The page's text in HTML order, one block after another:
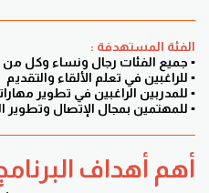
الفئة المستهدفة :
▪ جميع الفئات رجال ونساء وكل من
▪ للراغبين في تعلم الألقاء والتقديم
▪ للمدربين الراغبين في تطوير
▪ للمهتمين بمجال الإتصال وتطوير
أهم أهداف